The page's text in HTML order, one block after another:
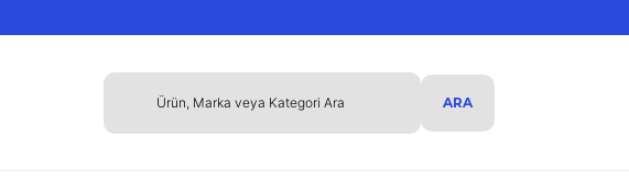
ARA